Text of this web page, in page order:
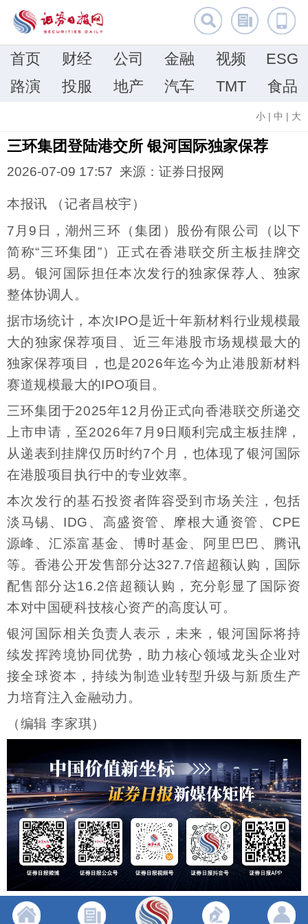
首页 财经 公司 金融 视频
ESG
路演
投服 地产 汽车 TMT 食品
小 | 中 | 大
三环集团登陆港交所 银河国际独家保荐
2026-07-09 17:57 来源：证券日报网
本报讯 （记者昌校宇）
7月9日，潮州三环（集团）股份有限公司（以下
简称“三环集团”）正式在香港联交所主板挂牌交
易。银河国际担任本次发行的独家保荐人、独家
整体协调人。
据市场统计，本次IPO是近十年新材料行业规模最
大的独家保荐项目、近三年港股市场规模最大的
独家保荐项目，也是2026年迄今为止港股新材料
赛道规模最大的IPO项目。
三环集团于2025年12月份正式向香港联交所递交
上市申请，至2026年7月9日顺利完成主板挂牌，
从递表到挂牌仅历时约7个月，也体现了银河国际
在港股项目执行中的专业效率。
本次发行的基石投资者阵容受到市场关注，包括
淡马锡、IDG、高盛资管、摩根大通资管、CPE
源峰、汇添富基金、博时基金、阿里巴巴、腾讯
等。香港公开发售部分达327.7倍超额认购，国际
配售部分达16.2倍超额认购，充分彰显了国际资
本对中国硬科技核心资产的高度认可。
银河国际相关负责人表示，未来，银河国际将持
续发挥跨境协同优势，助力核心领域龙头企业对
接全球资本，持续为制造业转型升级与新质生产
力培育注入金融动力。
（编辑 李家琪）